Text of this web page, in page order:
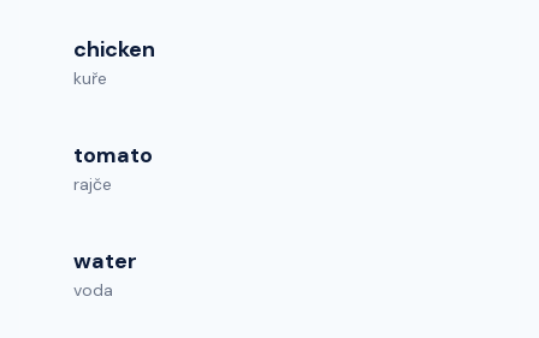
chicken
kuře
tomato
rajče
water
voda